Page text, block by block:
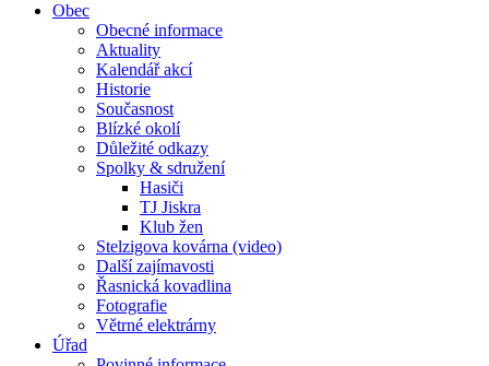
Obec
Obecné informace
Aktuality
Kalendář akcí
Historie
Současnost
Blízké okolí
Důležité odkazy
Spolky & sdružení
Hasiči
TJ Jiskra
Klub žen
Stelzigova kovárna (video)
Další zajímavosti
Řasnická kovadlina
Fotografie
Větrné elektrárny
Úřad